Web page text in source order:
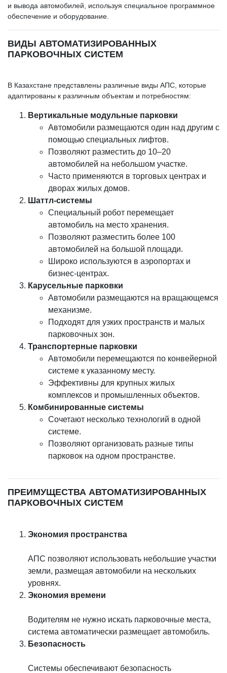
и вывода автомобилей, используя специальное программное
обеспечение и оборудование.
ВИДЫ АВТОМАТИЗИРОВАННЫХ
ПАРКОВОЧНЫХ СИСТЕМ
В Казахстане представлены различные виды АПС, которые
адаптированы к различным объектам и потребностям:
Вертикальные модульные парковки
Автомобили размещаются один над другим с
помощью специальных лифтов.
Позволяют разместить до 10–20
автомобилей на небольшом участке.
Часто применяются в торговых центрах и
дворах жилых домов.
Шаттл-системы
Специальный робот перемещает
автомобиль на место хранения.
Позволяют разместить более 100
автомобилей на большой площади.
Широко используются в аэропортах и
бизнес-центрах.
Карусельные парковки
Автомобили размещаются на вращающемся
механизме.
Подходят для узких пространств и малых
парковочных зон.
Транспортерные парковки
Автомобили перемещаются по конвейерной
системе к указанному месту.
Эффективны для крупных жилых
комплексов и промышленных объектов.
Комбинированные системы
Сочетают несколько технологий в одной
системе.
Позволяют организовать разные типы
парковок на одном пространстве.
ПРЕИМУЩЕСТВА АВТОМАТИЗИРОВАННЫХ
ПАРКОВОЧНЫХ СИСТЕМ
Экономия пространства
АПС позволяют использовать небольшие участки
земли, размещая автомобили на нескольких
уровнях.
Экономия времени
Водителям не нужно искать парковочные места,
система автоматически размещает автомобиль.
Безопасность
Системы обеспечивают безопасность